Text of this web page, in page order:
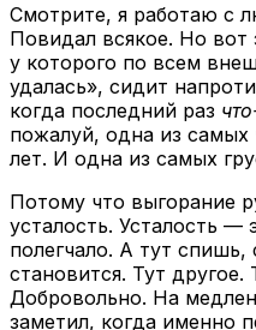
Смотрите, я работаю с
Повидал всякое. Но вот
у которого по всем
удалась», сидит
когда последний раз
пожалуй, одна из самых
лет. И одна из самых
Потому что выгорание
усталость. Усталость —
полегчало. А тут
становится. Тут другое.
Добровольно. На
заметил, когда именно